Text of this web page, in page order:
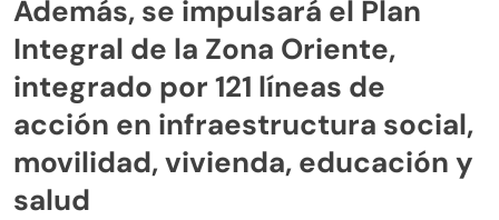
Además, se impulsará el Plan
Integral de la Zona Oriente,
integrado por 121 líneas de
acción en infraestructura social,
movilidad, vivienda, educación y
salud